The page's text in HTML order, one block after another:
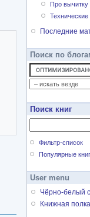
Про вычитку
Последние
Поиск по
Поиск книг
Фильтр-список
Популярные
User menu
Чёрно-белый
Книжная полка